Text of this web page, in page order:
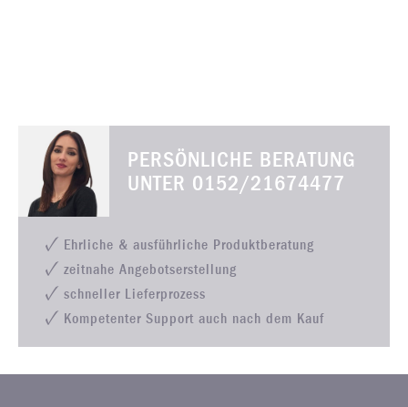
PERSÖNLICHE BERATUNG
UNTER 0152/21674477
Ehrliche & ausführliche Produktberatung
zeitnahe Angebotserstellung
schneller Lieferprozess
Kompetenter Support auch nach dem Kauf